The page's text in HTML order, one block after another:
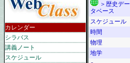
カレンダー
シラバス
講義ノート
スケジュール
＞歴史デー
タベース
スケジュール
時間
物理
地学